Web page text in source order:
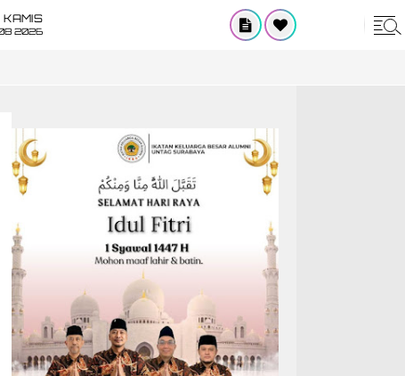
KAMIS
2026